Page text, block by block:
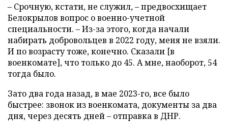
– Срочную, кстати, не служил, – предвосхищает
Белокрылов вопрос о военно-учетной
специальности. – Из-за этого, когда начали
набирать добровольцев в 2022 году, меня не взяли.
И по возрасту тоже, конечно. Сказали [в
военкомате], что только до 45. А мне, наоборот, 54
тогда было.
Зато два года назад, в мае 2023-го, все было
быстрее: звонок из военкомата, документы за два
дня, через десять дней – отправка в ДНР.